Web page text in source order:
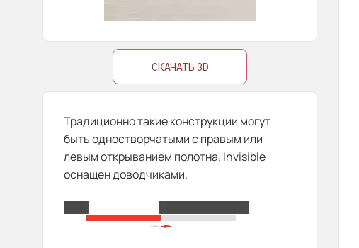
СКАЧАТЬ 3D
Традиционно такие конструкции могут
быть одностворчатыми с правым или
левым открыванием полотна. Invisible
оснащен доводчиками.